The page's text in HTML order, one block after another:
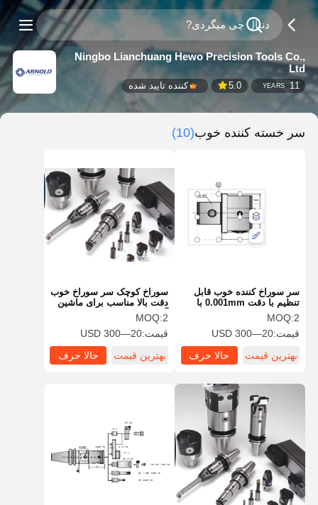
Ningbo Lianchuang Hewo Precision Tools Co.,
Ltd
11
YEARS
5.0 کننده تایید شده
سر خسته کننده خوب(10)
سوراخ کوچک سر سوراخ خوب
دقت بالا مناسب برای ماشین
آلات CNC
MOQ:2
قیمت:20—300 USD
بهترین قیمت
حالا حرف
سر سوراخ کننده خوب قابل
تنظیم با دقت 0.001mm با
تکرار پذیری بالا
MOQ:2
قیمت:20—300 USD
بهترین قیمت
حالا حرف